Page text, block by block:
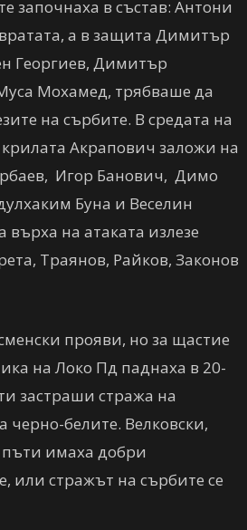
започнаха в състав: Антони
а в защита Димитър
Георгиев, Димитър
Мохамед, трябваше да
на сърбите. В средата на
Акрапович заложи на
Игор Банович, Димо
Буна и Веселин
върха на атаката излезе
Траянов, Райков, Законов
прояви, но за щастие
на Локо Пд паднаха в 20-
застраши стража на
черно-белите. Велковски,
имаха добри
или стражът на сърбите се